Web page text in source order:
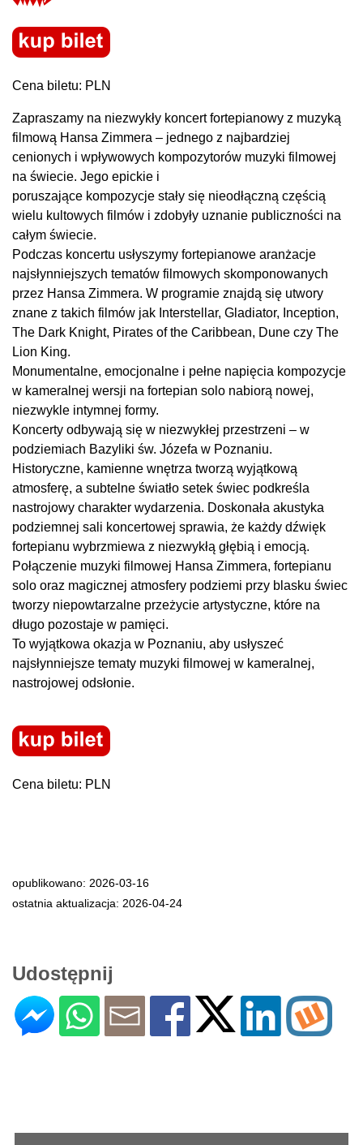
Cena biletu: PLN
Zapraszamy na niezwykły koncert fortepianowy z muzyką
filmową Hansa Zimmera – jednego z najbardziej
cenionych i wpływowych kompozytorów muzyki filmowej
na świecie. Jego epickie i
poruszające kompozycje stały się nieodłączną częścią
wielu kultowych filmów i zdobyły uznanie publiczności na
całym świecie.
Podczas koncertu usłyszymy fortepianowe aranżacje
najsłynniejszych tematów filmowych skomponowanych
przez Hansa Zimmera. W programie znajdą się utwory
znane z takich filmów jak Interstellar, Gladiator, Inception,
The Dark Knight, Pirates of the Caribbean, Dune czy The
Lion King.
Monumentalne, emocjonalne i pełne napięcia kompozycje
w kameralnej wersji na fortepian solo nabiorą nowej,
niezwykle intymnej formy.
Koncerty odbywają się w niezwykłej przestrzeni – w
podziemiach Bazyliki św. Józefa w Poznaniu.
Historyczne, kamienne wnętrza tworzą wyjątkową
atmosferę, a subtelne światło setek świec podkreśla
nastrojowy charakter wydarzenia. Doskonała akustyka
podziemnej sali koncertowej sprawia, że każdy dźwięk
fortepianu wybrzmiewa z niezwykłą głębią i emocją.
Połączenie muzyki filmowej Hansa Zimmera, fortepianu
solo oraz magicznej atmosfery podziemi przy blasku świec
tworzy niepowtarzalne przeżycie artystyczne, które na
długo pozostaje w pamięci.
To wyjątkowa okazja w Poznaniu, aby usłyszeć
najsłynniejsze tematy muzyki filmowej w kameralnej,
nastrojowej odsłonie.
Cena biletu: PLN
opublikowano: 2026-03-16
ostatnia aktualizacja: 2026-04-24
Udostępnij